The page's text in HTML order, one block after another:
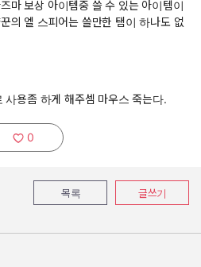
마 보상 아이템중 쓸 수 있는 아이템이
의 엘 스피어는 쓸만한 탬이 하나도 없
사용좀 하게 해주셈 마우스 죽는다.
추천하기:
0
목록 글쓰기